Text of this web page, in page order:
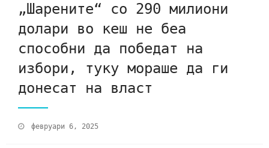
„Шарените“ со 290 милиони
долари во кеш не беа
способни да победат на
избори, туку мораше да ги
донесат на власт
февруари 6, 2025